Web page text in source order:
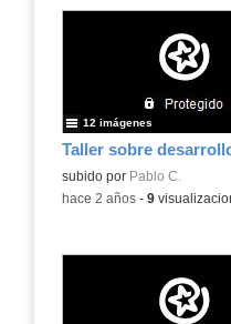
Contenido educativo.
subido por Pablo C.
12 imágenes
-hace 2 años- 9